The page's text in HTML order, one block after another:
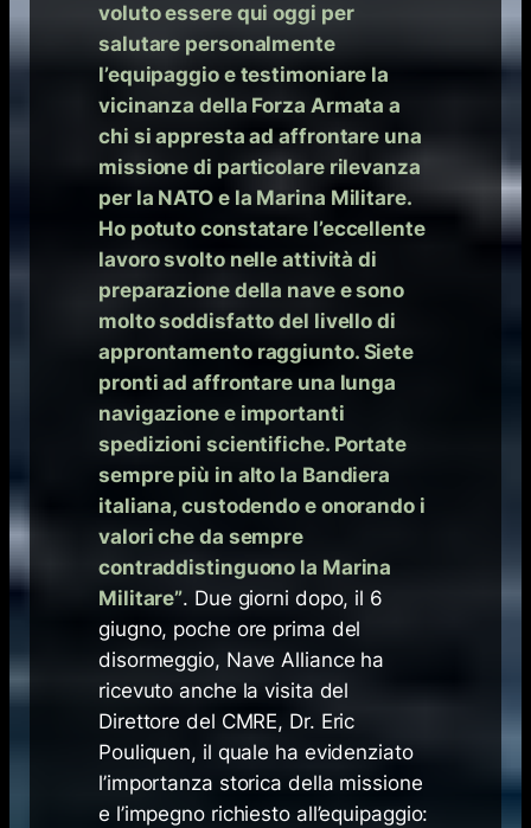
voluto essere qui oggi per
salutare personalmente
l’equipaggio e testimoniare la
vicinanza della Forza Armata a
chi si appresta ad affrontare una
missione di particolare rilevanza
per la NATO e la Marina Militare.
Ho potuto constatare l’eccellente
lavoro svolto nelle attività di
preparazione della nave e sono
molto soddisfatto del livello di
approntamento raggiunto. Siete
pronti ad affrontare una lunga
navigazione e importanti
spedizioni scientifiche. Portate
sempre più in alto la Bandiera
italiana, custodendo e onorando i
valori che da sempre
contraddistinguono la Marina
Militare”. Due giorni dopo, il 6
giugno, poche ore prima del
disormeggio, Nave Alliance ha
ricevuto anche la visita del
Direttore del CMRE, Dr. Eric
Pouliquen, il quale ha evidenziato
l’importanza storica della missione
e l’impegno richiesto all’equipaggio: